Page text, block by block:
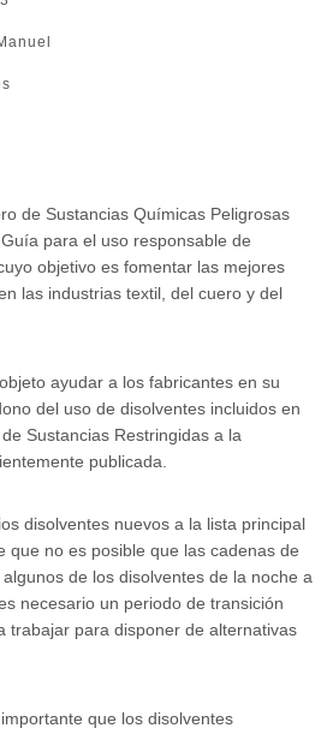
de Sustancias Químicas Peligrosas
para el uso responsable de
objetivo es fomentar las mejores
las industrias textil, del cuero y del
ayudar a los fabricantes en su
del uso de disolventes incluidos en
Sustancias Restringidas a la
publicada.
disolventes nuevos a la lista principal
que no es posible que las cadenas de
de los disolventes de la noche a
necesario un periodo de transición
trabajar para disponer de alternativas
que los disolventes